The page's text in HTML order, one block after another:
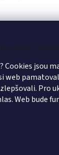
uložit
Cookies jsou
web
Pro
Web bude
údajů